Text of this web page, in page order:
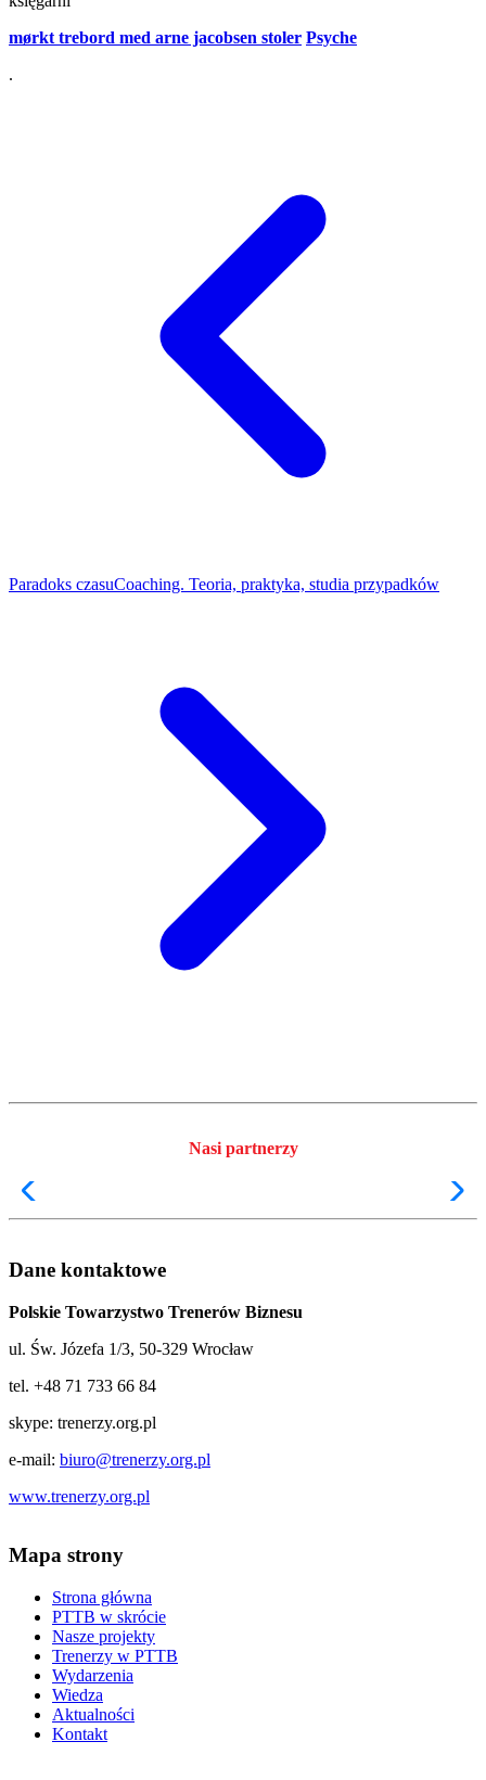
mørkt trebord med arne jacobsen stoler Psyche
.
Paradoks czasuCoaching. Teoria, praktyka, studia przypadków
Nasi partnerzy
Dane kontaktowe
Polskie Towarzystwo Trenerów Biznesu
ul. Św. Józefa 1/3, 50-329 Wrocław
tel. +48 71 733 66 84
skype: trenerzy.org.pl
e-mail: biuro@trenerzy.org.pl
www.trenerzy.org.pl
Mapa strony
Strona główna
PTTB w skrócie
Nasze projekty
Trenerzy w PTTB
Wydarzenia
Wiedza
Aktualności
Kontakt